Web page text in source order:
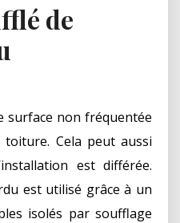
de
surface non fréquentée
Cela peut aussi
est différée.
est utilisé grâce à un
isolés par soufflage